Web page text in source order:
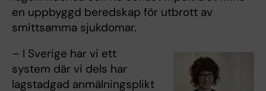
en uppbyggd beredskap för utbrott av
smittsamma sjukdomar.
– I Sverige har vi ett
system där vi dels har
lagstadgad anmälningsplikt